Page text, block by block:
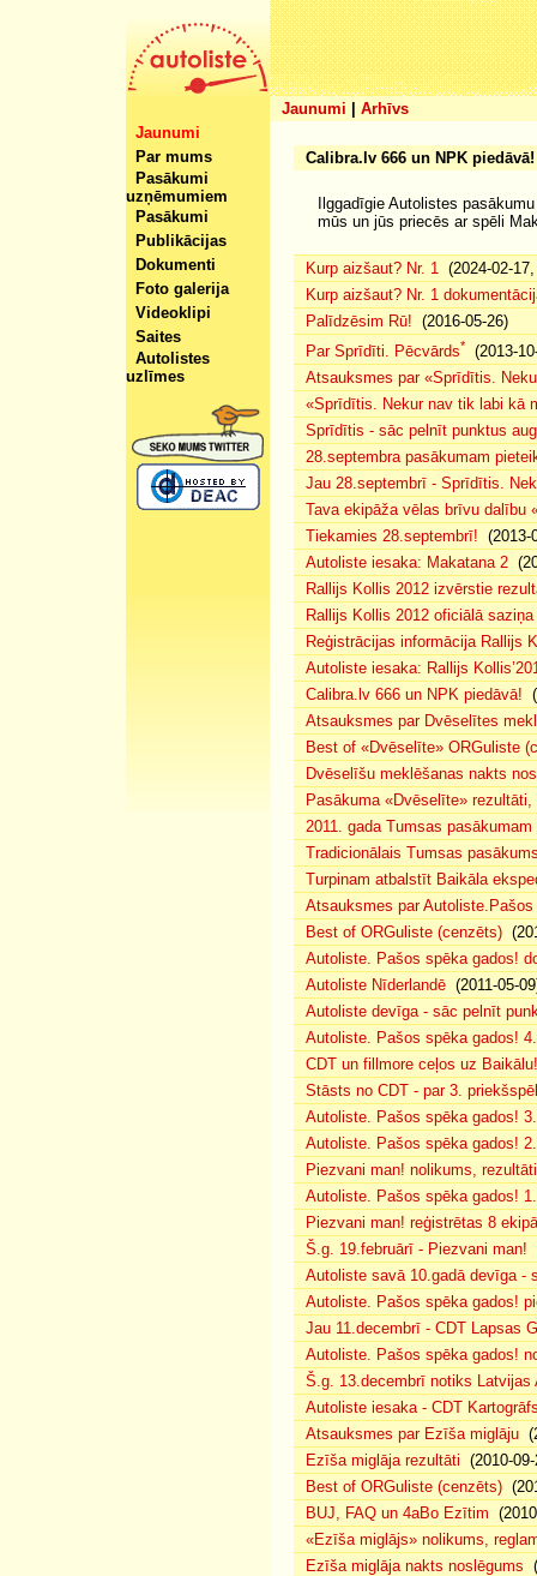
Jaunumi
Arhīvs
Jaunumi
Par mums
Pasākumi
uzņēmumiem
Pasākumi
Publikācijas
Dokumenti
Foto galerija
Videoklipi
Saites
Autolistes
uzlīmes
Calibra.lv 666 un NPK piedāvā!
Ilggadīgie Autolistes
mūs un jūs priecēs ar spēli
Kurp aizšaut? Nr. 1 (2024-02-
Kurp aizšaut? Nr. 1
Palīdzēsim Rū! (2016-05-26)
Par Sprīdīti. Pēcvārds*
(2013-
Atsauksmes par «Sprīdītis.
«Sprīdītis. Nekur nav tik labi kā
Sprīdītis - sāc pelnīt punktus
28.septembra pasākumam
Jau 28.septembrī - Sprīdītis.
Tava ekipāža vēlas brīvu dalību
Tiekamies 28.septembrī! (2013-
Autoliste iesaka: Makatana 2
Rallijs Kollis 2012 izvērstie
Rallijs Kollis 2012 oficiālā saziņa
Reģistrācijas informācija Rallijs
Autoliste iesaka: Rallijs
Calibra.lv 666 un NPK piedāvā!
Atsauksmes par Dvēselītes
Best of «Dvēselīte» ORGuliste
Dvēselīšu meklēšanas nakts
Pasākuma «Dvēselīte»
2011. gada Tumsas
Tradicionālais Tumsas
Turpinam atbalstīt Baikāla
Atsauksmes par
Best of ORGuliste (cenzēts)
Autoliste. Pašos spēka gados!
Autoliste Nīderlandē (2011-05-
Autoliste devīga - sāc pelnīt
Autoliste. Pašos spēka gados!
CDT un fillmore ceļos uz Baikālu!
Stāsts no CDT - par 3.
Autoliste. Pašos spēka gados!
Autoliste. Pašos spēka gados!
Piezvani man! nolikums,
Autoliste. Pašos spēka gados!
Piezvani man! reģistrētas 8
Š.g. 19.februārī - Piezvani man!
Autoliste savā 10.gadā devīga -
Autoliste. Pašos spēka gados!
Jau 11.decembrī - CDT Lapsas
Autoliste. Pašos spēka gados!
Š.g. 13.decembrī notiks Latvijas
Autoliste iesaka - CDT
Atsauksmes par Ezīša miglāju
Ezīša miglāja rezultāti (2010-
Best of ORGuliste (cenzēts)
BUJ, FAQ un 4aBo Ezītim
«Ezīša miglājs» nolikums,
Ezīša miglāja nakts noslēgums